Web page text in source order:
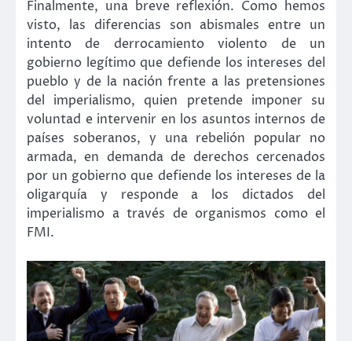
Finalmente, una breve reflexión. Como hemos
visto, las diferencias son abismales entre un
intento de derrocamiento violento de un
gobierno legítimo que defiende los intereses del
pueblo y de la nación frente a las pretensiones
del imperialismo, quien pretende imponer su
voluntad e intervenir en los asuntos internos de
países soberanos, y una rebelión popular no
armada, en demanda de derechos cercenados
por un gobierno que defiende los intereses de la
oligarquía y responde a los dictados del
imperialismo a través de organismos como el
FMI.